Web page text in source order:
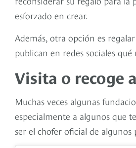
esforzado en crear.
Además, otra opción es
publican en redes sociales
Visita o recoge
Muchas veces algunas
especialmente a algunos que
ser el chofer oficial de